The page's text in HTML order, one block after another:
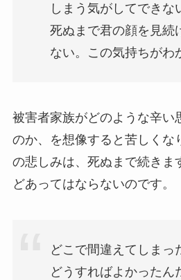
しまう気がしてできな
死ぬまで君の顔を見続
ない。この気持ちがわ
被害者家族がどのような辛い
のか、を想像すると苦しくな
の悲しみは、死ぬまで続きま
どあってはならないのです。
どこで間違えてしまっ
どうすればよかったん